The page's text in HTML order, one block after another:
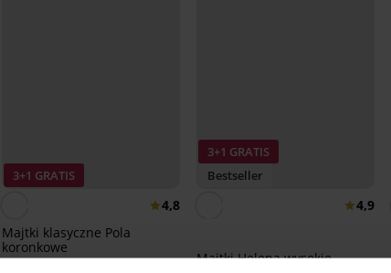
3+1 GRATIS
4,8
Majtki klasyczne Pola
koronkowe
68,99 zł
3+1 GRATIS
Bestseller
4,9
Majtki Helena wysokie